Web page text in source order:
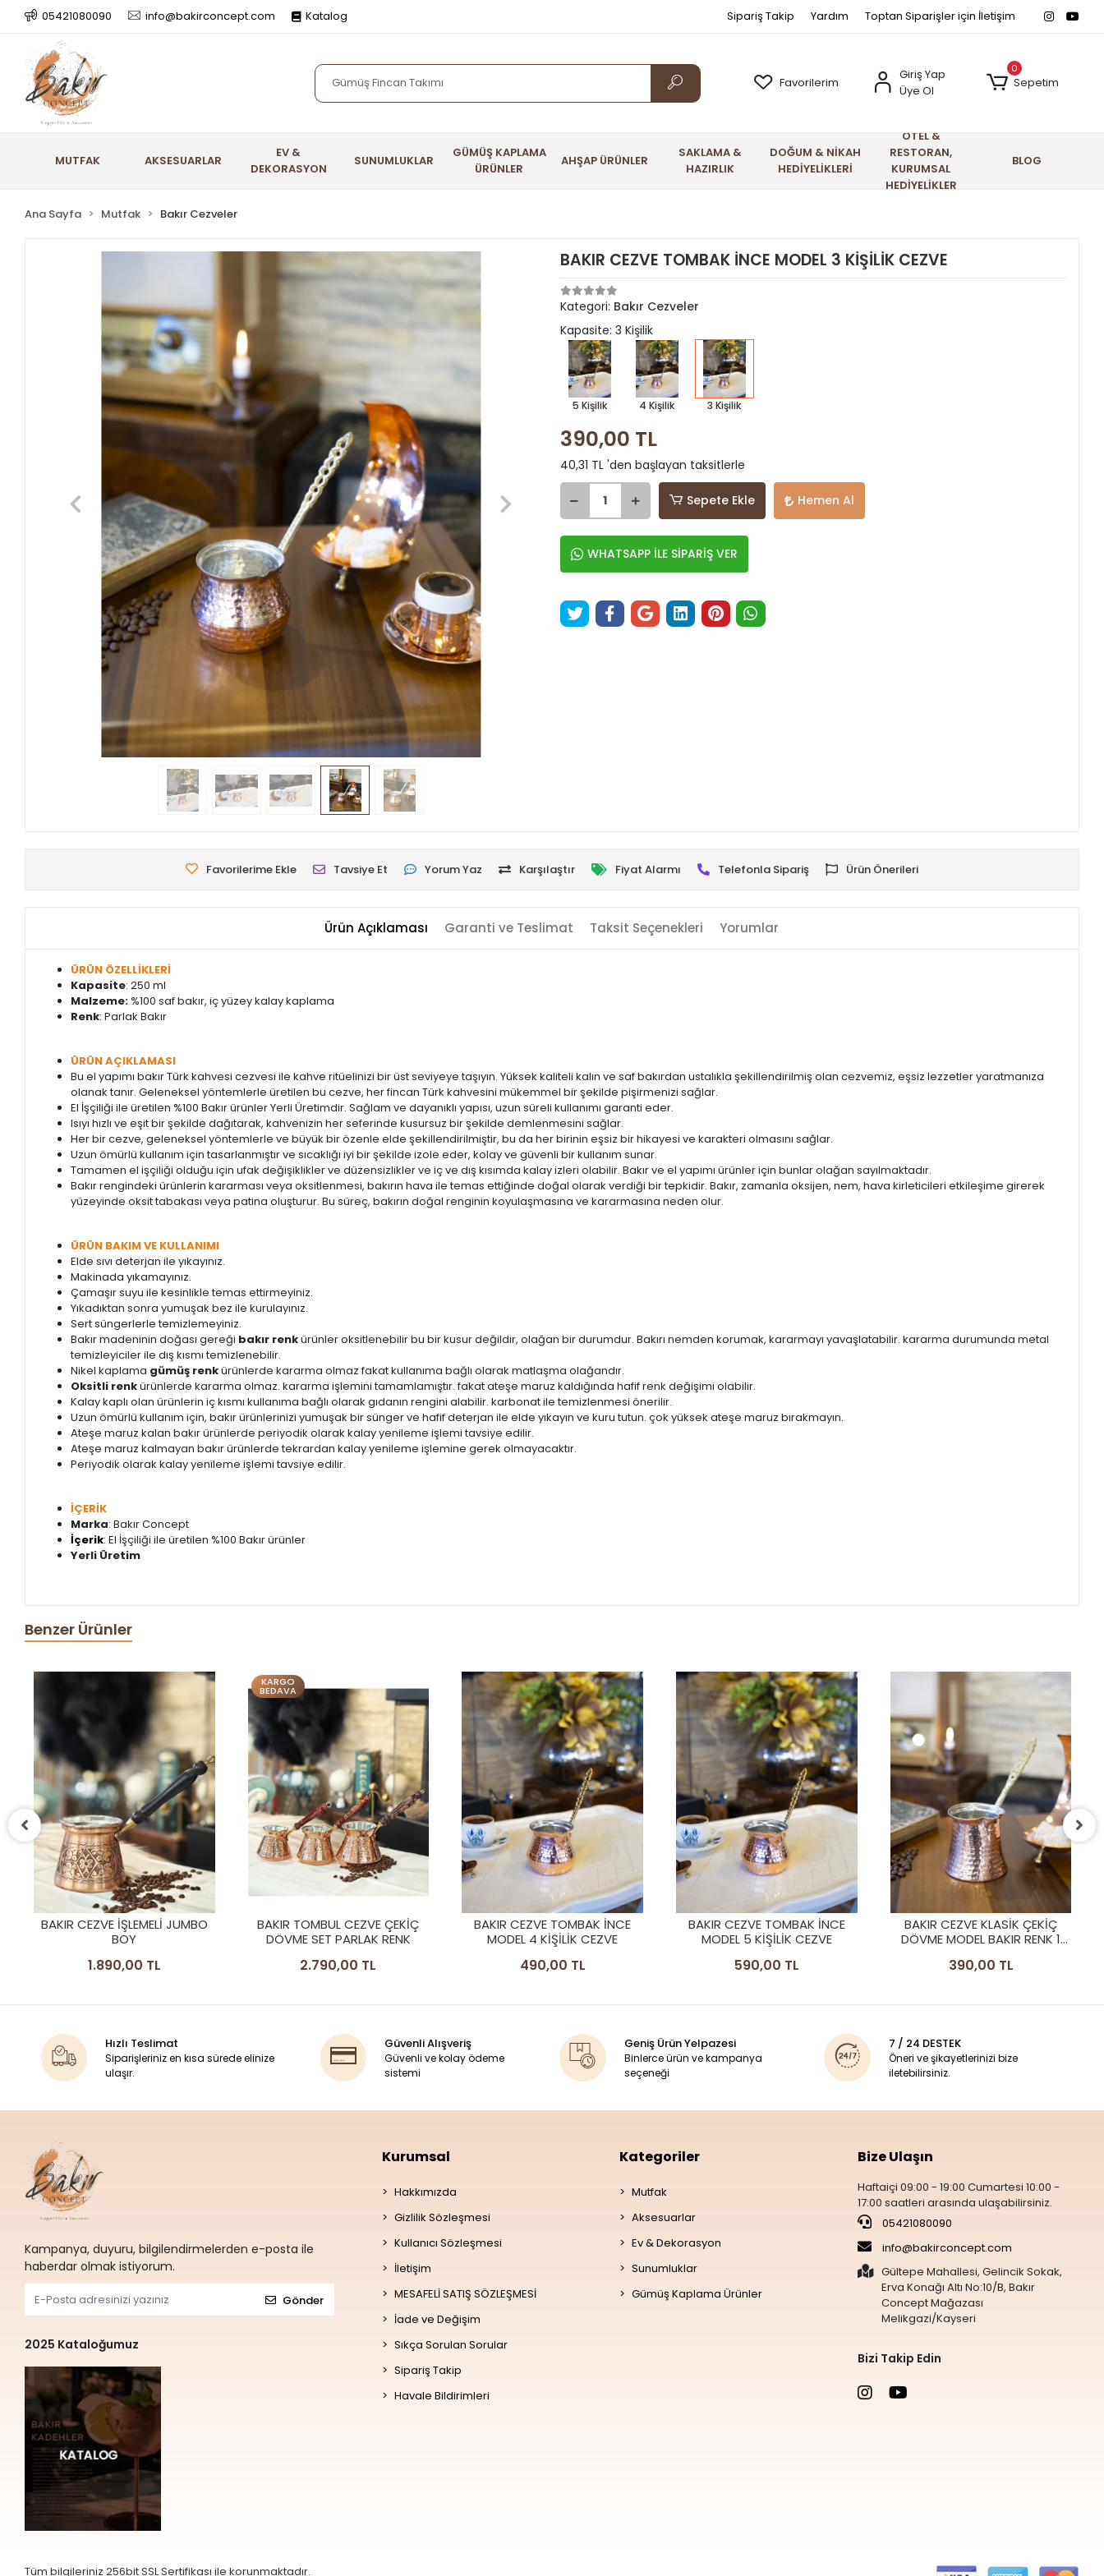
05421080090 info@bakirconcept.com Katalog Sipariş Takip Yardım Toptan Siparişler için İletişim
Favorilerim
Giriş Yap
Üye Ol
0
Sepetim
MUTFAK AKSESUARLAR
EV &
DEKORASYON
SUNUMLUKLAR
GÜMÜŞ KAPLAMA
ÜRÜNLER
AHŞAP ÜRÜNLER
SAKLAMA &
HAZIRLIK
DOĞUM & NİKAH
HEDİYELİKLERİ
OTEL &
RESTORAN,
KURUMSAL
HEDİYELİKLER
BLOG
Ana Sayfa Mutfak Bakır Cezveler
BAKIR CEZVE TOMBAK İNCE MODEL 3 KİŞİLİK CEZVE
Kategori: Bakır Cezveler
Kapasite: 3 Kişilik
5 Kişilik 4 Kişilik 3 Kişilik
390,00 TL
40,31 TL 'den başlayan taksitlerle
Sepete Ekle Hemen Al
WHATSAPP İLE SİPARİŞ VER
Favorilerime Ekle Tavsiye Et Yorum Yaz Karşılaştır Fiyat Alarmı Telefonla Sipariş Ürün Önerileri
Ürün Açıklaması Garanti ve Teslimat Taksit Seçenekleri Yorumlar
ÜRÜN ÖZELLİKLERİ
Kapasite: 250 ml
Malzeme: %100 saf bakır, iç yüzey kalay kaplama
Renk: Parlak Bakır
ÜRÜN AÇIKLAMASI
Bu el yapımı bakır Türk kahvesi cezvesi ile kahve ritüelinizi bir üst seviyeye taşıyın. Yüksek kaliteli kalın ve saf bakırdan ustalıkla şekillendirilmiş olan cezvemiz, eşsiz lezzetler yaratmanıza
olanak tanır. Geleneksel yöntemlerle üretilen bu cezve, her fincan Türk kahvesini mükemmel bir şekilde pişirmenizi sağlar.
El İşçiliği ile üretilen %100 Bakır ürünler Yerli Üretimdir. Sağlam ve dayanıklı yapısı, uzun süreli kullanımı garanti eder.
Isıyı hızlı ve eşit bir şekilde dağıtarak, kahvenizin her seferinde kusursuz bir şekilde demlenmesini sağlar.
Her bir cezve, geleneksel yöntemlerle ve büyük bir özenle elde şekillendirilmiştir, bu da her birinin eşsiz bir hikayesi ve karakteri olmasını sağlar.
Uzun ömürlü kullanım için tasarlanmıştır ve sıcaklığı iyi bir şekilde izole eder, kolay ve güvenli bir kullanım sunar.
Tamamen el işçiliği olduğu için ufak değişiklikler ve düzensizlikler ve iç ve dış kısımda kalay izleri olabilir. Bakır ve el yapımı ürünler için bunlar olağan sayılmaktadır.
Bakır rengindeki ürünlerin kararması veya oksitlenmesi, bakırın hava ile temas ettiğinde doğal olarak verdiği bir tepkidir. Bakır, zamanla oksijen, nem, hava kirleticileri etkileşime girerek
yüzeyinde oksit tabakası veya patina oluşturur. Bu süreç, bakırın doğal renginin koyulaşmasına ve kararmasına neden olur.
ÜRÜN BAKIM VE KULLANIMI
Elde sıvı deterjan ile yıkayınız.
Makinada yıkamayınız.
Çamaşır suyu ile kesinlikle temas ettirmeyiniz.
Yıkadıktan sonra yumuşak bez ile kurulayınız.
Sert süngerlerle temizlemeyiniz.
Bakır madeninin doğası gereği bakır renkürünler oksitlenebilir bu bir kusur değildir, olağan bir durumdur. Bakırı nemden korumak, kararmayı yavaşlatabilir. kararma durumunda metal
temizleyiciler ile dış kısmı temizlenebilir.
Nikel kaplama gümüş renkürünlerde kararma olmaz fakat kullanıma bağlı olarak matlaşma olağandır.
Oksitli renkürünlerde kararma olmaz. kararma işlemini tamamlamıştır. fakat ateşe maruz kaldığında hafif renk değişimi olabilir.
Kalay kaplı olan ürünlerin iç kısmı kullanıma bağlı olarak gıdanın rengini alabilir. karbonat ile temizlenmesi önerilir.
Uzun ömürlü kullanım için, bakır ürünlerinizi yumuşak bir sünger ve hafif deterjan ile elde yıkayın ve kuru tutun. çok yüksek ateşe maruz bırakmayın.
Ateşe maruz kalan bakır ürünlerde periyodik olarak kalay yenileme işlemi tavsiye edilir.
Ateşe maruz kalmayan bakır ürünlerde tekrardan kalay yenileme işlemine gerek olmayacaktır.
Periyodik olarak kalay yenileme işlemi tavsiye edilir.
İÇERİK
Marka: Bakır Concept
İçerik: El İşçiliği ile üretilen %100 Bakır ürünler
Yerli Üretim
Benzer Ürünler
BAKIR TOMBUL CEZVE ÇEKİÇ
DÖVME SET PARLAK RENK
2.790,00 TL
BAKIR CEZVE TOMBAK İNCE
MODEL 4 KİŞİLİK CEZVE
490,00 TL
BAKIR CEZVE TOMBAK İNCE
MODEL 5 KİŞİLİK CEZVE
590,00 TL
BAKIR CEZVE KLASİK ÇEKİÇ
DÖVME MODEL BAKIR RENK 1
390,00 TL
BAKIR CEZVE KLASİK ÇEKİÇ
DÖVME MODEL BAKIR RENK 4
KİŞİLİK
690,00 TL
Hızlı Teslimat
Siparişleriniz en kısa sürede elinize
ulaşır.
Güvenli Alışveriş
Güvenli ve kolay ödeme
sistemi
Geniş Ürün Yelpazesi
Binlerce ürün ve kampanya
seçeneği
7 / 24 DESTEK
Öneri ve şikayetlerinizi bize
iletebilirsiniz.
Kampanya, duyuru, bilgilendirmelerden e-posta ile
haberdar olmak istiyorum.
Gönder
2025 Kataloğumuz
Kurumsal
Hakkımızda
Gizlilik Sözleşmesi
Kullanıcı Sözleşmesi
İletişim
MESAFELİ SATIŞ SÖZLEŞMESİ
İade ve Değişim
Sıkça Sorulan Sorular
Sipariş Takip
Havale Bildirimleri
Kategoriler
Mutfak
Aksesuarlar
Ev & Dekorasyon
Sunumluklar
Gümüş Kaplama Ürünler
Bize Ulaşın
Haftaiçi 09:00 - 19:00 Cumartesi 10:00 -
17:00 saatleri arasında ulaşabilirsiniz.
05421080090
info@bakirconcept.com
Gültepe Mahallesi, Gelincik Sokak,
Erva Konağı Altı No:10/B, Bakır
Concept Mağazası
Melikgazi/Kayseri
Bizi Takip Edin
Tüm bilgileriniz 256bit SSL Sertifikası ile korunmaktadır.